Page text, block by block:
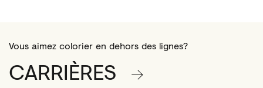
Vous aimez colorier en dehors des lignes?
CARRIÈRES